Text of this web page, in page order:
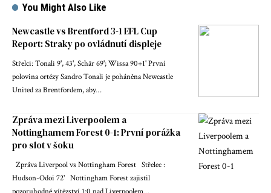
You Might Also Like
Newcastle vs Brentford 3-1 EFL Cup
Report: Straky po ovládnutí displeje
Střelci: Tonali 9', 43', Schär 69'; Wissa 90+1' První
polovina ortézy Sandro Tonali je poháněna Newcastle
United za Brentfordem, aby…
Zpráva mezi Liverpoolem a
Nottinghamem Forest 0-1: První porážka
pro slot v šoku
Zpráva Liverpool vs Nottingham Forest Střelec :
Hudson-Odoi 72' Nottingham Forest zajistil